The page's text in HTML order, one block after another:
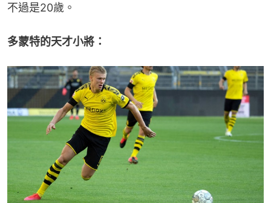
不過是20歲。
多蒙特的天才小將：